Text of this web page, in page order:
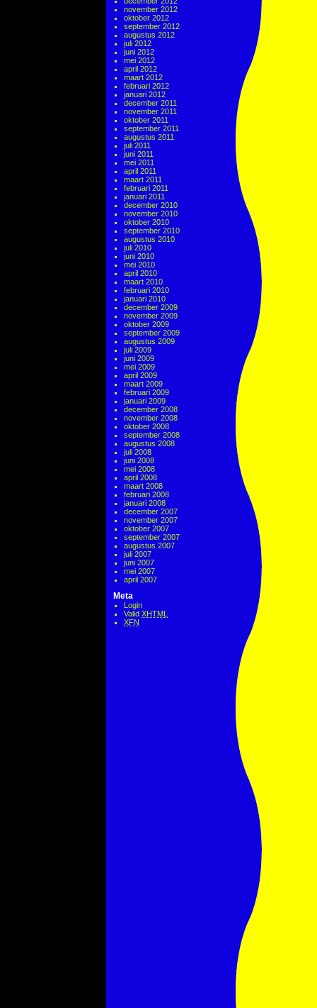
november 2012
oktober 2012
september 2012
augustus 2012
juli 2012
juni 2012
mei 2012
april 2012
maart 2012
februari 2012
januari 2012
december 2011
november 2011
oktober 2011
september 2011
augustus 2011
juli 2011
juni 2011
mei 2011
april 2011
maart 2011
februari 2011
januari 2011
december 2010
november 2010
oktober 2010
september 2010
augustus 2010
juli 2010
juni 2010
mei 2010
april 2010
maart 2010
februari 2010
januari 2010
december 2009
november 2009
oktober 2009
september 2009
augustus 2009
juli 2009
juni 2009
mei 2009
april 2009
maart 2009
februari 2009
januari 2009
december 2008
november 2008
oktober 2008
september 2008
augustus 2008
juli 2008
juni 2008
mei 2008
april 2008
maart 2008
februari 2008
januari 2008
december 2007
november 2007
oktober 2007
september 2007
augustus 2007
juli 2007
juni 2007
mei 2007
april 2007
Meta
Login
Valid XHTML
XFN